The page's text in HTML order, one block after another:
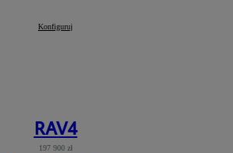
Mirai:
Konfiguruj
RAV4
197 900 zł